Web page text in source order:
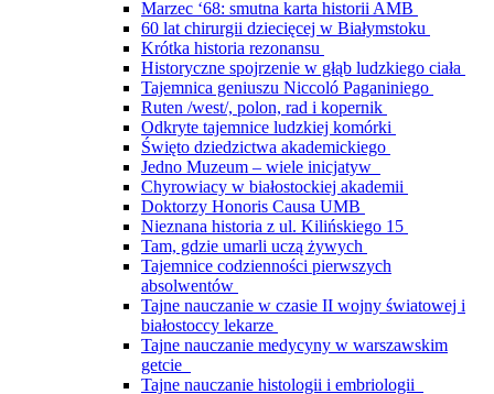
Marzec ‘68: smutna karta historii AMB
60 lat chirurgii dziecięcej w Białymstoku
Krótka historia rezonansu
Historyczne spojrzenie w głąb ludzkiego ciała
Tajemnica geniuszu Niccoló Paganiniego
Ruten /west/, polon, rad i kopernik
Odkryte tajemnice ludzkiej komórki
Święto dziedzictwa akademickiego
Jedno Muzeum – wiele inicjatyw
Chyrowiacy w białostockiej akademii
Doktorzy Honoris Causa UMB
Nieznana historia z ul. Kilińskiego 15
Tam, gdzie umarli uczą żywych
Tajemnice codzienności pierwszych
absolwentów
Tajne nauczanie w czasie II wojny światowej i
białostoccy lekarze
Tajne nauczanie medycyny w warszawskim
getcie
Tajne nauczanie histologii i embriologii